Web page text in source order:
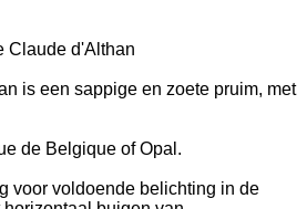
Claude d'Althan
is een sappige en zoete pruim, met
de Belgique of Opal.
voor voldoende belichting in de